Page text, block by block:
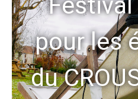
pour les
du